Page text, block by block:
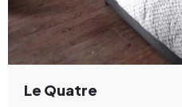
Le Quatre